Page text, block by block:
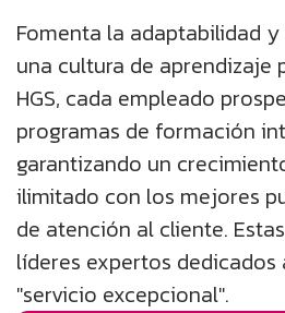
Fomenta la adaptabilidad
una cultura de aprendizaje
HGS, cada empleado
programas de formación
garantizando un
ilimitado con los mejores
de atención al cliente.
líderes expertos
"servicio excepcional".